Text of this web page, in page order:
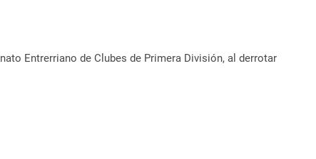
Entrerriano de Clubes de Primera División, al derrotar